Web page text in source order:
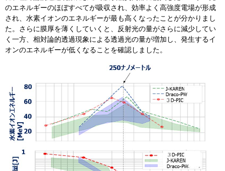
のエネルギーのほぼすべてが吸収され、効率よく高強度電場が形成
され、水素イオンのエネルギーが最も高くなったことが分かりまし
た。さらに膜厚を薄くしていくと、反射光の量がさらに減少してい
く一方、相対論的透過現象による透過光の量が増加し、発生するイ
オンのエネルギーが低くなることを確認しました。